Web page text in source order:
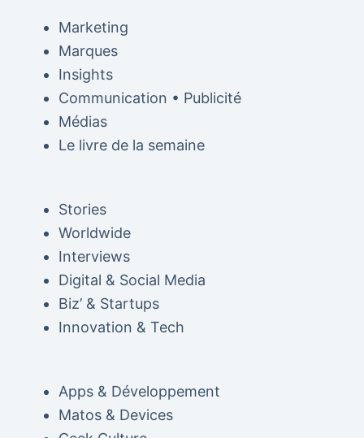
Marketing
Marques
Insights
Communication • Publicité
Médias
Le livre de la semaine
Stories
Worldwide
Interviews
Digital & Social Media
Biz’ & Startups
Innovation & Tech
Apps & Développement
Matos & Devices